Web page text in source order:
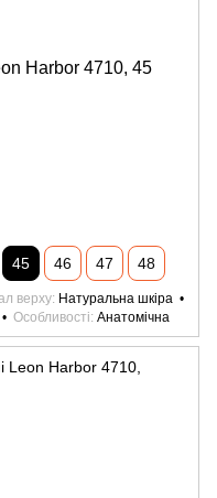
Harbor 4710, 45
45 46 47 48
верху Натуральна шкіра
Особливості Анатомічна